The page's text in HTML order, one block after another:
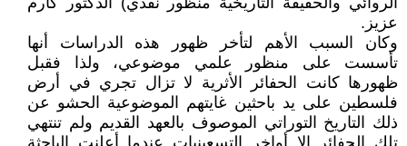
عزيز.
وكان السبب الأهم لتأخر ظهور هذه الدراسات أنها
تأسست على منظور علمي موضوعي، ولذا فقبل
ظهورها كانت الحفائر الأثرية لا تزال تجري في أرض
فلسطين على يد باحثين غايتهم الموضوعية الحشو عن
ذلك التاريخ التوراتي الموصوف بالعهد القديم ولم تنتهي